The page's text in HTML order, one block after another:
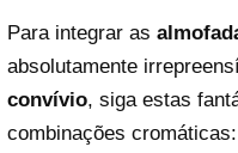
Para integrar as
absolutamente
convívio, siga estas
combinações cromáticas: